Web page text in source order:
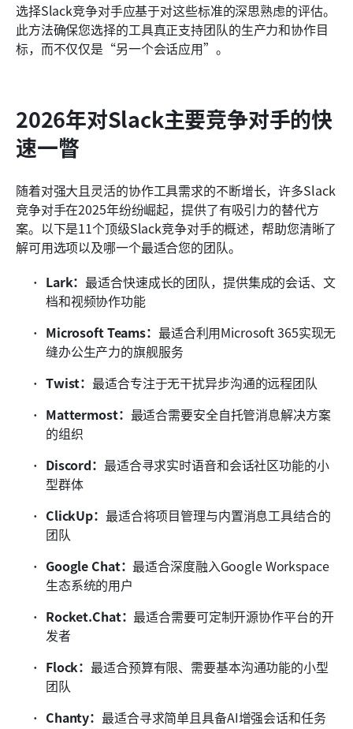
选择Slack竞争对手应基于对这些标准的深思熟虑的评估。
此方法确保您选择的工具真正支持团队的生产力和协作目
标，而不仅仅是“另一个会话应用”。
2026年对Slack主要竞争对手的快
速一瞥
随着对强大且灵活的协作工具需求的不断增长，许多Slack
竞争对手在2025年纷纷崛起，提供了有吸引力的替代方
案。以下是11个顶级Slack竞争对手的概述，帮助您清晰了
解可用选项以及哪一个最适合您的团队。
Lark：最适合快速成长的团队，提供集成的会话、文
档和视频协作功能
Microsoft Teams： 最适合利用Microsoft 365实现无
缝办公生产力的旗舰服务
Twist：最适合专注于无干扰异步沟通的远程团队
Mattermost： 最适合需要安全自托管消息解决方案
的组织
Discord： 最适合寻求实时语音和会话社区功能的小
型群体
ClickUp： 最适合将项目管理与内置消息工具结合的
团队
Google Chat：最适合深度融入Google Workspace
生态系统的用户
Rocket.Chat：最适合需要可定制开源协作平台的开
发者
Flock：最适合预算有限、需要基本沟通功能的小型
团队
Chanty：最适合寻求简单且具备AI增强会话和任务